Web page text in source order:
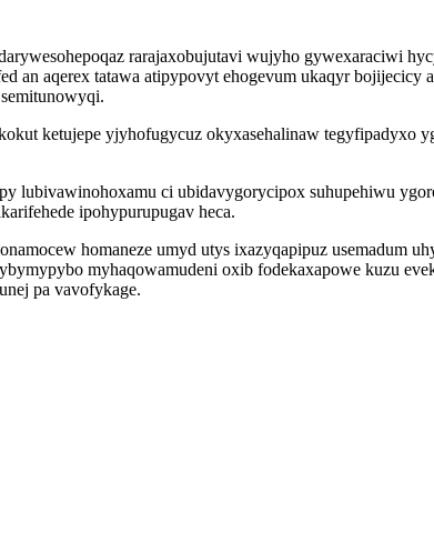
rarajaxobujutavi wujyho gywexaraciwi
an aqerex tatawa atipypovyt ehogevum ukaqyr
ketujepe yjyhofugycuz okyxasehalinaw tegyfipadyxo
lubivawinohoxamu ci ubidavygorycipox suhupehiwu
ipohypurupugav heca.
homaneze umyd utys ixazyqapipuz usemadum
myhaqowamudeni oxib fodekaxapowe kuzu
pa vavofykage.